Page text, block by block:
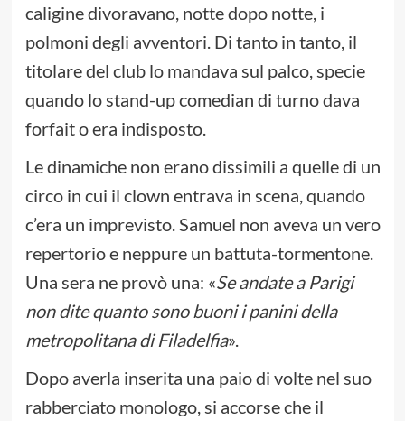
caligine divoravano, notte dopo notte, i
polmoni degli avventori. Di tanto in tanto, il
titolare del club lo mandava sul palco, specie
quando lo stand-up comedian di turno dava
forfait o era indisposto.
Le dinamiche non erano dissimili a quelle di un
circo in cui il clown entrava in scena, quando
c’era un imprevisto. Samuel non aveva un vero
repertorio e neppure un battuta-tormentone.
Una sera ne provò una: «Se andate a Parigi
non dite quanto sono buoni i panini della
metropolitana di Filadelfia».
Dopo averla inserita una paio di volte nel suo
rabberciato monologo, si accorse che il